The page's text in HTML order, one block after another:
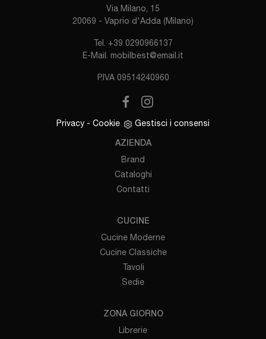
Via Milano, 15
20069 - Vaprio d'Adda (Milano)
Tel. +39 0290966137
E-Mail. mobilbest@email.it
P.IVA 09514240960
Privacy - Cookie Gestisci i consensi
AZIENDA
Brand
Cataloghi
Contatti
CUCINE
Cucine Moderne
Cucine Classiche
Tavoli
Sedie
ZONA GIORNO
Librerie